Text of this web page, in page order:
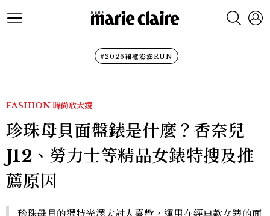
#2026裙襬澎澎RUN
FASHION 時尚放大鏡
珍珠母貝面盤錶是什麼？香奈兒
J12、勞力士等精品女錶特搜及推
薦原因
珍珠母貝的獨特光澤太討人喜歡，運用在經典款女錶的面